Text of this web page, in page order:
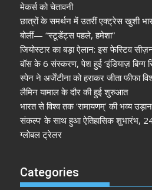
मेकर्स को चेतावनी
छात्रों के समर्थन में उतरीं एक्ट्रेस खुशी
बोलीं— “स्टूडेंट्स पहले, हमेशा”
जियोस्टार का बड़ा ऐलान: इस फेस्टिव
बॉस के 6 संस्करण, पेश हुई ‘इंडियाज़ बिग्ग
स्पेन ने अर्जेंटीना को हराकर जीता फीफा
लैमिन यामाल के दौर की हुई शुरुआत
भारत से विश्व तक ‘रामायणम्’ की भव्य
संकल्प’ के साथ हुआ ऐतिहासिक शुभारंभ,
ग्लोबल ट्रेलर
Categories